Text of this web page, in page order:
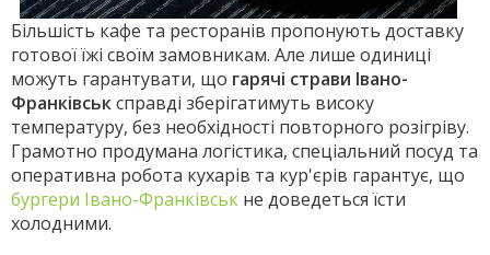
Більшість кафе та ресторанів пропонують доставку
готової їжі своїм замовникам. Але лише одиниці
можуть гарантувати, що гарячі страви Івано-
Франківськсправді зберігатимуть високу
температуру, без необхідності повторного розігріву.
Грамотно продумана логістика, спеціальний посуд та
оперативна робота кухарів та кур'єрів гарантує, що
бургери Івано-Франківськ не доведеться їсти
холодними.